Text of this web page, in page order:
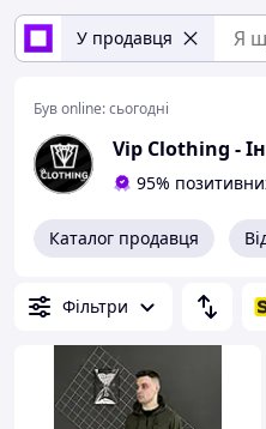
У продавця
Був online:сьогодні
95%
Каталог продавця
Фільтри